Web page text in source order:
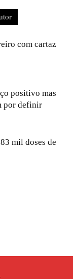
com cartaz
positivo mas
por definir
mil doses de